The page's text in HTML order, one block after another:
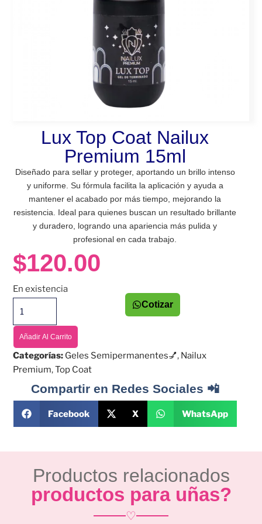
Lux Top Coat Nailux
Premium 15ml
Diseñado para sellar y proteger, aportando un brillo intenso
y uniforme. Su fórmula facilita la aplicación y ayuda a
mantener el acabado por más tiempo, mejorando la
resistencia. Ideal para quienes buscan un resultado brillante
y duradero, logrando una apariencia más pulida y
profesional en cada trabajo.
$120.00
En existencia
Añadir Al Carrito
Cotizar
Categorías: Geles Semipermanentes💅, Nailux
Premium,Top Coat
Compartir en Redes Sociales 📲
Facebook X WhatsApp
Productos relacionados
productos para uñas?
♡